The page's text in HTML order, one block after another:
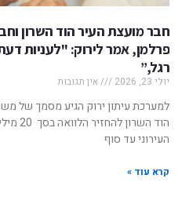
חבר מועצת העיר הוד השרון
פרלמן, אמר לירוק: "לעניות
רגל,”
יולי 23, 2026 אין תגובות
למערכת עיתון ירוק הגיע מסמך של
הוד
העירוני עד סוף
קרא עוד »